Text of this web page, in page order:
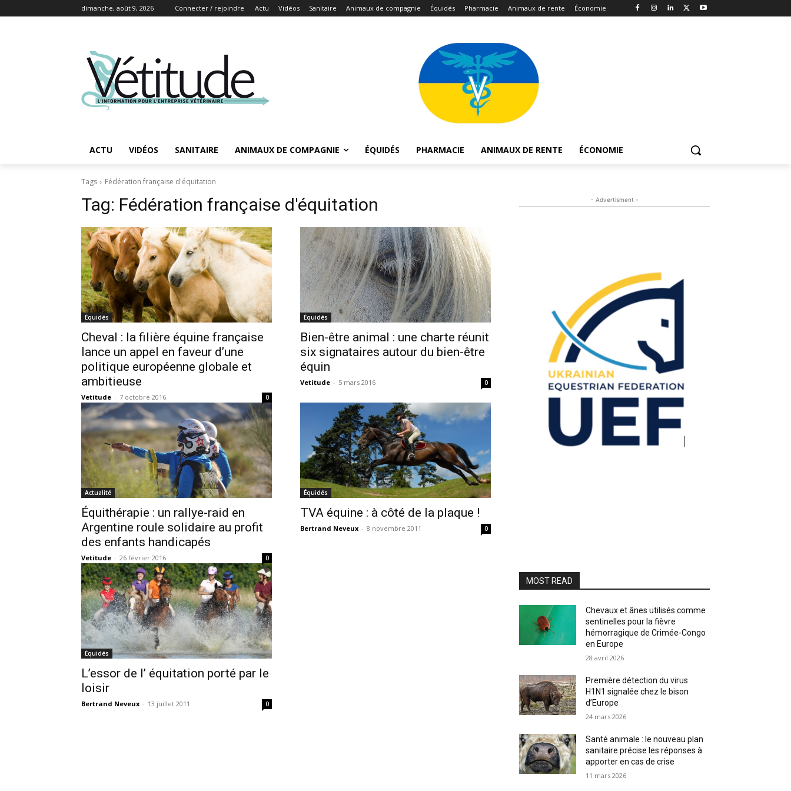
dimanche, août 9, 2026 Connecter / rejoindre Actu Vidéos Sanitaire Animaux de compagnie Équidés Pharmacie Animaux de rente Économie
ACTU VIDÉOS SANITAIRE ANIMAUX DE COMPAGNIE ÉQUIDÉS PHARMACIE ANIMAUX DE RENTE ÉCONOMIE
Tags Fédération française d'équitation
Tag: Fédération française d'équitation
Équidés
Cheval : la filière équine française
lance un appel en faveur d’une
politique européenne globale et
ambitieuse
Vetitude - 7 octobre 2016 0
Équidés
Bien-être animal : une charte réunit
six signataires autour du bien-être
équin
Vetitude - 5 mars 2016 0
Actualité
Équithérapie : un rallye-raid en
Argentine roule solidaire au profit
des enfants handicapés
Vetitude - 26 février 2016 0
Équidés
TVA équine : à côté de la plaque !
Bertrand Neveux - 8 novembre 2011 0
Équidés
L’essor de l’ équitation porté par le
loisir
Bertrand Neveux - 13 juillet 2011 0
- Advertisment -
MOST READ
Chevaux et ânes utilisés comme
sentinelles pour la fièvre
hémorragique de Crimée-Congo
en Europe
28 avril 2026
Première détection du virus
H1N1 signalée chez le bison
d’Europe
24 mars 2026
Santé animale : le nouveau plan
sanitaire précise les réponses à
apporter en cas de crise
11 mars 2026